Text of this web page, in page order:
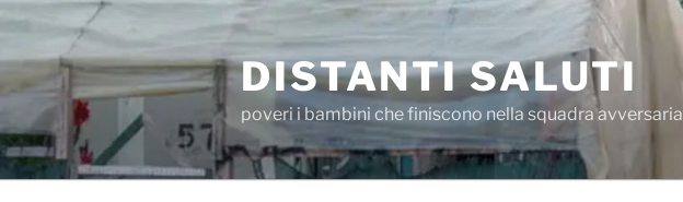
content
DISTANTI SALUTI
poveri i bambini che finiscono nella squadra avversaria